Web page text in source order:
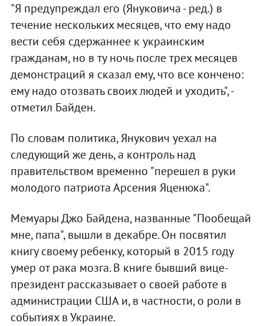
"Я предупреждал его (Януковича - ред.) в
течение нескольких месяцев, что ему надо
вести себя сдержаннее к украинским
гражданам, но в ту ночь после трех месяцев
демонстраций я сказал ему, что все кончено:
ему надо отозвать своих людей и уходить", -
отметил Байден.
По словам политика, Янукович уехал на
следующий же день, а контроль над
правительством временно "перешел в руки
молодого патриота Арсения Яценюка".
Мемуары Джо Байдена, названные "Пообещай
мне, папа", вышли в декабре. Он посвятил
книгу своему ребенку, который в 2015 году
умер от рака мозга. В книге бывший вице-
президент рассказывает о своей работе в
администрации США и, в частности, о роли в
событиях в Украине.